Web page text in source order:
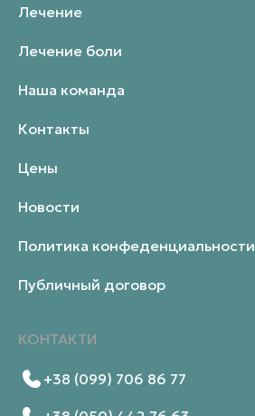
Лечение
Лечение боли
Наша команда
Контакты
Цены
Новости
Политика конфеденциальности
Публичный договор
КОНТАКТИ
+38 (099) 706 86 77